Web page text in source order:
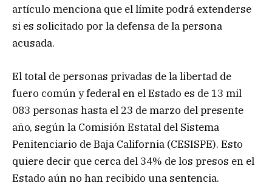
artículo menciona que el límite podrá extenderse
si es solicitado por la defensa de la persona
acusada.
El total de personas privadas de la libertad de
fuero común y federal en el Estado es de 13 mil
083 personas hasta el 23 de marzo del presente
año, según la Comisión Estatal del Sistema
Penitenciario de Baja California (CESISPE). Esto
quiere decir que cerca del 34% de los presos en el
Estado aún no han recibido una sentencia.